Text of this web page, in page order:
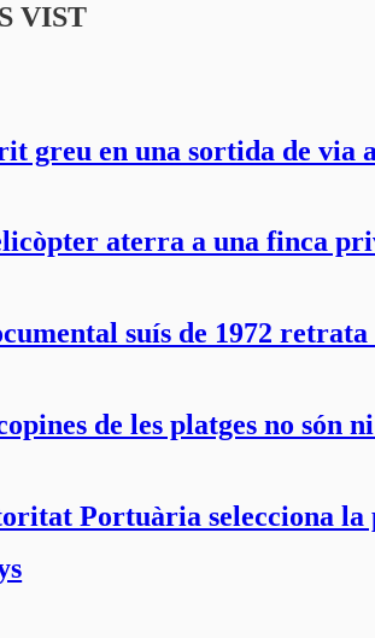
VIST
greu en una sortida de via
aterra a una finca
suís de 1972
de les platges no
Portuària selecciona